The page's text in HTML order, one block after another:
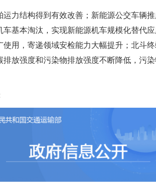
运力结构得到有效改善；新能源公交车辆
车基本淘汰，实现新能源机车规模化替代
使用，寄递领域安检能力大幅提升；北斗
排放强度和污染物排放强度不断降低，污